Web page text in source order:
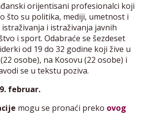
orijentisani profesionalci koji
što su politika, mediji, umetnost i
i istraživanja javnih
i sport. Odabraće se šezdeset
od 19 do 32 godine koji žive u
osobe), na Kosovu (22 osobe) i
se u tekstu poziva.
februar.
mogu se pronaći preko ovog